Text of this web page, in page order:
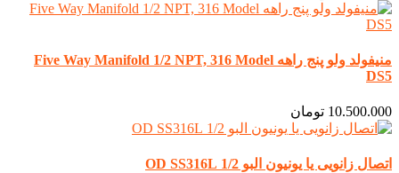
منیفولد ولو پنج راهه Five Way Manifold 1/2 NPT, 316 Model
DS5
10.500.000 تومان
اتصال زانویی یا یونیون البو 1/2 OD SS316L